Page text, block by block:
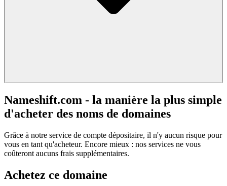
Nameshift.com - la manière la plus simple
d'acheter des noms de domaines
Grâce à notre service de compte dépositaire, il n'y aucun risque pour
vous en tant qu'acheteur. Encore mieux : nos services ne vous
coûteront aucuns frais supplémentaires.
Achetez ce domaine